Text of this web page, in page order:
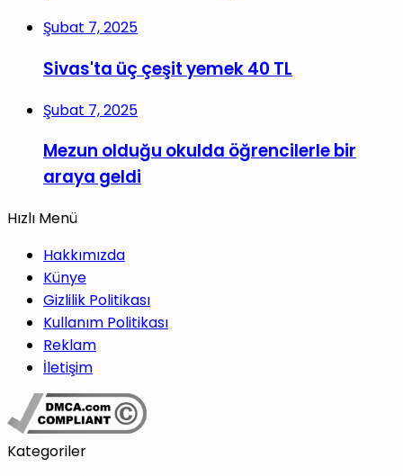
Şubat 7, 2025
Sivas'ta üç çeşit yemek 40 TL
Şubat 7, 2025
Mezun olduğu okulda öğrencilerle bir
araya geldi
Hızlı Menü
Hakkımızda
Künye
Gizlilik Politikası
Kullanım Politikası
Reklam
İletişim
Kategoriler